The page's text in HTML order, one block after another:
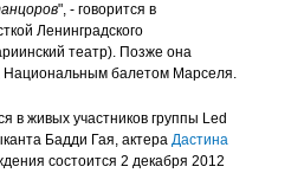
", - говорится в
Ленинградского
театр). Позже она
Национальным балетом Марселя.
в живых участников группы Led
Бадди Гая, актера Дастина
состоится 2 декабря 2012